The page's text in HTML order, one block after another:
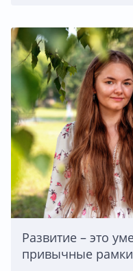
Развитие – это
привычные рамки